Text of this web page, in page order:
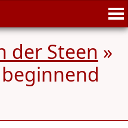
der Steen »